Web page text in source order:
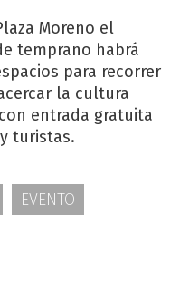
Moreno el
temprano habrá
para recorrer
la cultura
entrada gratuita
turistas.
EVENTO